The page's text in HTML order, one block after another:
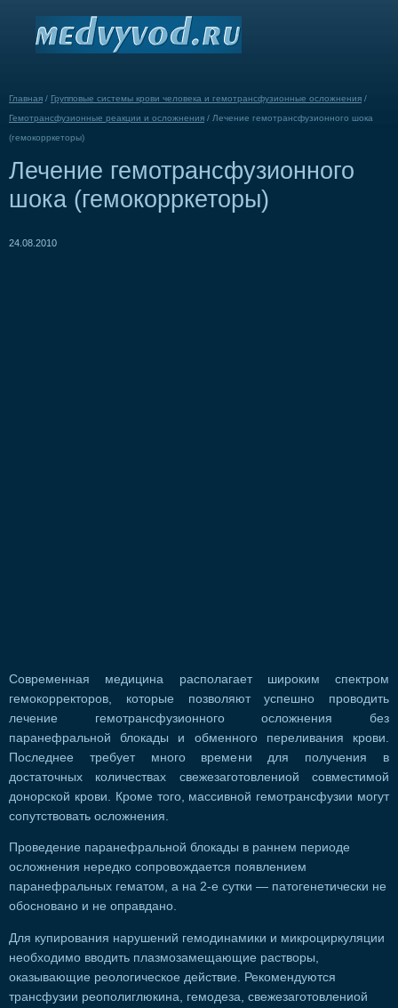
Главная / Групповые системы крови человека и гемотрансфузионные осложнения /
Гемотрансфузионные реакции и осложнения / Лечение гемотрансфузионного шока
(гемокорркеторы)
Лечение гемотрансфузионного
шока (гемокорркеторы)
24.08.2010
Современная медицина располагает широким спектром
гемокорректоров, которые позволяют успешно проводить
лечение гемотрансфузионного осложнения без
паранефральной блокады и обменного переливания крови.
Последнее требует много времени для получения в
достаточных количествах свежезаготовлениой совместимой
донорской крови. Кроме того, массивной гемотрансфузии могут
сопутствовать осложнения.
Проведение паранефральной блокады в раннем периоде
осложнения нередко сопровождается появлением
паранефральных гематом, а на 2-е сутки — патогенетически не
обосновано и не оправдано.
Для купирования нарушений гемодинамики и микроциркуляции
необходимо вводить плазмозамещающие растворы,
оказывающие реологическое действие. Рекомендуются
трансфузии реополиглюкина, гемодеза, свежезаготовлениой